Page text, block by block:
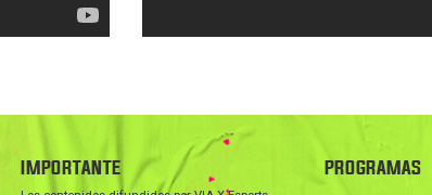
IMPORTANTE PROGRAMAS